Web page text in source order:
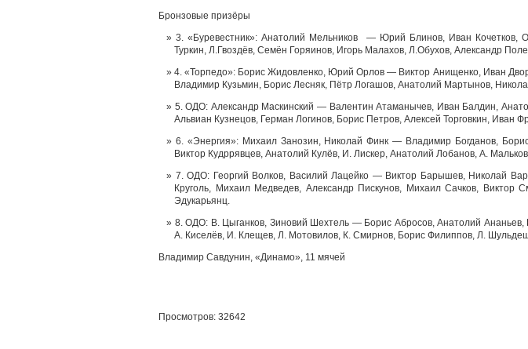
Бронзовые призёры
3. «Буревестник»: Анатолий Мельников — Юрий Блинов, Иван Кочетков,
Туркин, Л.Гвоздёв, Семён Горяинов, Игорь Малахов, Л.Обухов, Александр
4. «Торпедо»: Борис Жидовленко, Юрий Орлов — Виктор Анищенко, Иван
Владимир Кузьмин, Борис Лесняк, Пётр Логашов, Анатолий Мартынов,
5. ОДО: Александр Маскинский — Валентин Атаманычев, Иван Балдин,
Альвиан Кузнецов, Герман Логинов, Борис Петров, Алексей Торговкин, Иван
6. «Энергия»: Михаил Занозин, Николай Финк — Владимир Богданов,
Виктор Кудррявцев, Анатолий Кулёв, И. Лискер, Анатолий Лобанов, А.
7. ОДО: Георгий Волков, Василий Лацейко — Виктор Барышев, Николай
Круголь, Михаил Медведев, Александр Пискунов, Михаил Сачков, Виктор
Эдукарьянц.
8. ОДО: В. Цыганков, Зиновий Шехтель — Борис Абросов, Анатолий
А. Киселёв, И. Клещев, Л. Мотовилов, К. Смирнов, Борис Филиппов, Л.
Владимир Савдунин, «Динамо», 11 мячей
Просмотров: 32642